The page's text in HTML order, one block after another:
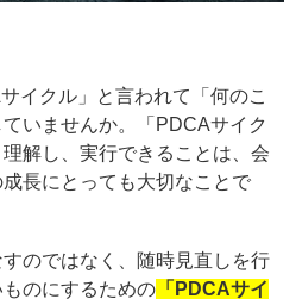
イクル」と言われて「何のこ
いませんか。「PDCAサイク
解し、実行できることは、会
長にとっても大切なことで
のではなく、随時見直しを行
のにするための 「PDCAサイ